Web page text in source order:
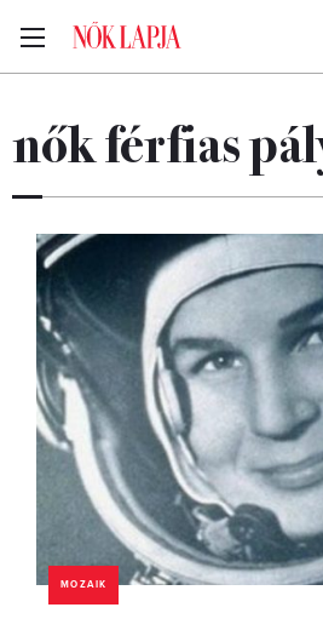
nők férfias
MOZAIK